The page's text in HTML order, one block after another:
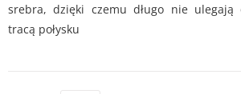
srebra, dzięki czemu długo nie
tracą połysku